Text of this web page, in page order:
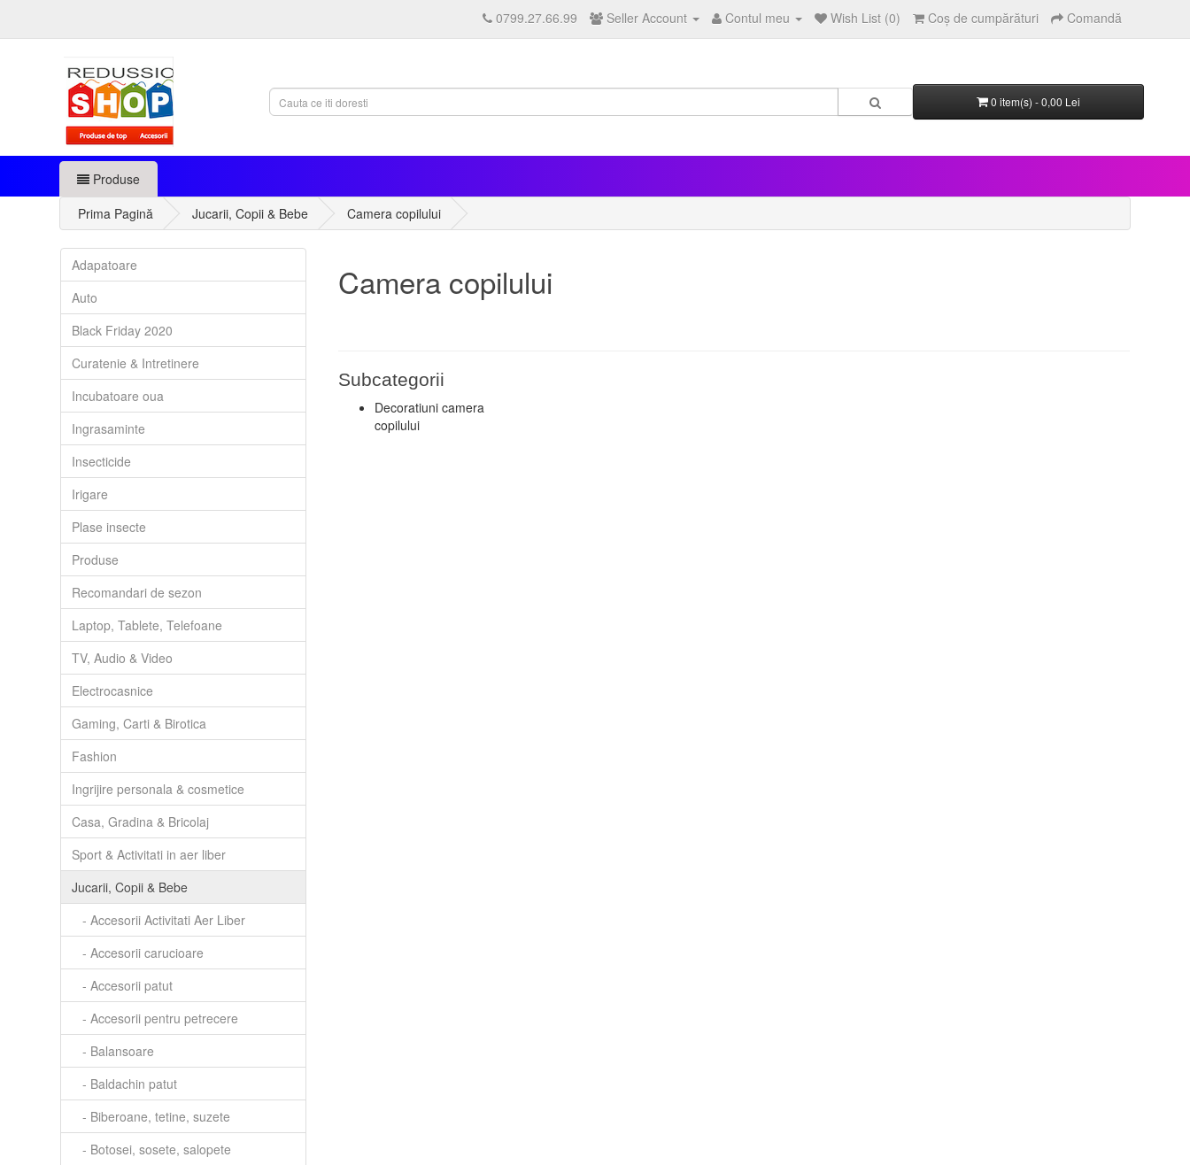
0799.27.66.99 Seller Account Contul meu Wish List (0) Coş de cumpărături Comandă
0 item(s) - 0,00 Lei
Produse
Prima Pagină
Jucarii, Copii & Bebe Camera copilului
Adapatoare
Auto
Black Friday 2020
Curatenie & Intretinere
Incubatoare oua
Ingrasaminte
Insecticide
Irigare
Plase insecte
Produse
Recomandari de sezon
Laptop, Tablete, Telefoane
TV, Audio & Video
Electrocasnice
Gaming, Carti & Birotica
Fashion
Ingrijire personala & cosmetice
Casa, Gradina & Bricolaj
Sport & Activitati in aer liber
Jucarii, Copii & Bebe
- Accesorii Activitati Aer Liber
- Accesorii carucioare
- Accesorii patut
- Accesorii pentru petrecere
- Balansoare
- Baldachin patut
- Biberoane, tetine, suzete
- Botosei, sosete, salopete
Camera copilului
Subcategorii
Decoratiuni camera
copilului